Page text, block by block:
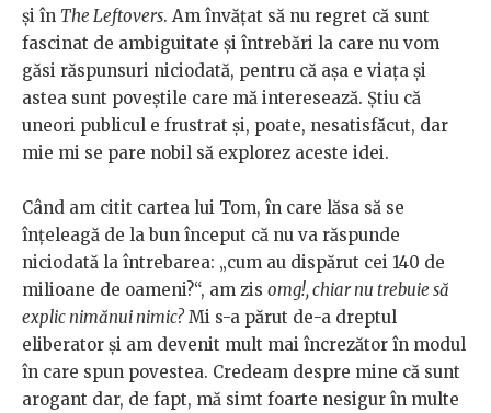
și în The Leftovers. Am învățat să nu regret că sunt
fascinat de ambiguitate și întrebări la care nu vom
găsi răspunsuri niciodată, pentru că așa e viața și
astea sunt poveștile care mă interesează. Știu că
uneori publicul e frustrat și, poate, nesatisfăcut, dar
mie mi se pare nobil să explorez aceste idei.
Când am citit cartea lui Tom, în care lăsa să se
înțeleagă de la bun început că nu va răspunde
niciodată la întrebarea: „cum au dispărut cei 140 de
milioane de oameni?“, am zis omg!, chiar nu trebuie să
explic nimănui nimic? Mi s-a părut de-a dreptul
eliberator și am devenit mult mai încrezător în modul
în care spun povestea. Credeam despre mine că sunt
arogant dar, de fapt, mă simt foarte nesigur în multe